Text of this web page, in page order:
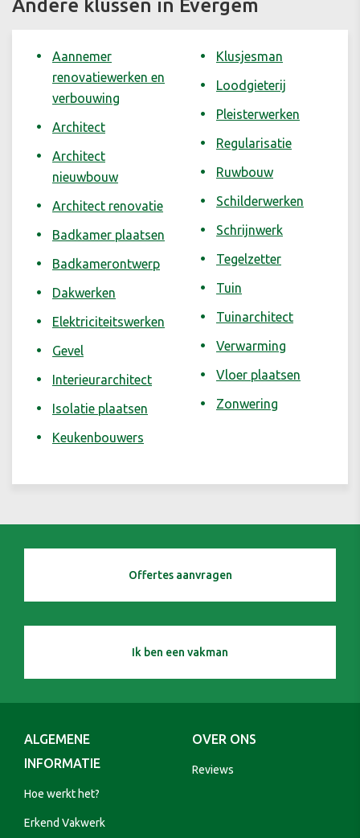
Andere klussen in Evergem
Aannemer
renovatiewerken en
verbouwing
Architect
Architect
nieuwbouw
Architect renovatie
Badkamer plaatsen
Badkamerontwerp
Dakwerken
Elektriciteitswerken
Gevel
Interieurarchitect
Isolatie plaatsen
Keukenbouwers
Klusjesman
Loodgieterij
Pleisterwerken
Regularisatie
Ruwbouw
Schilderwerken
Schrijnwerk
Tegelzetter
Tuin
Tuinarchitect
Verwarming
Vloer plaatsen
Zonwering
Offertes aanvragen
Ik ben een vakman
ALGEMENE
INFORMATIE
Hoe werkt het?
Erkend Vakwerk
OVER ONS
Reviews